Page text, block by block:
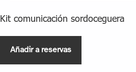
Kit comunicación sordoceguera
Añadir a reservas